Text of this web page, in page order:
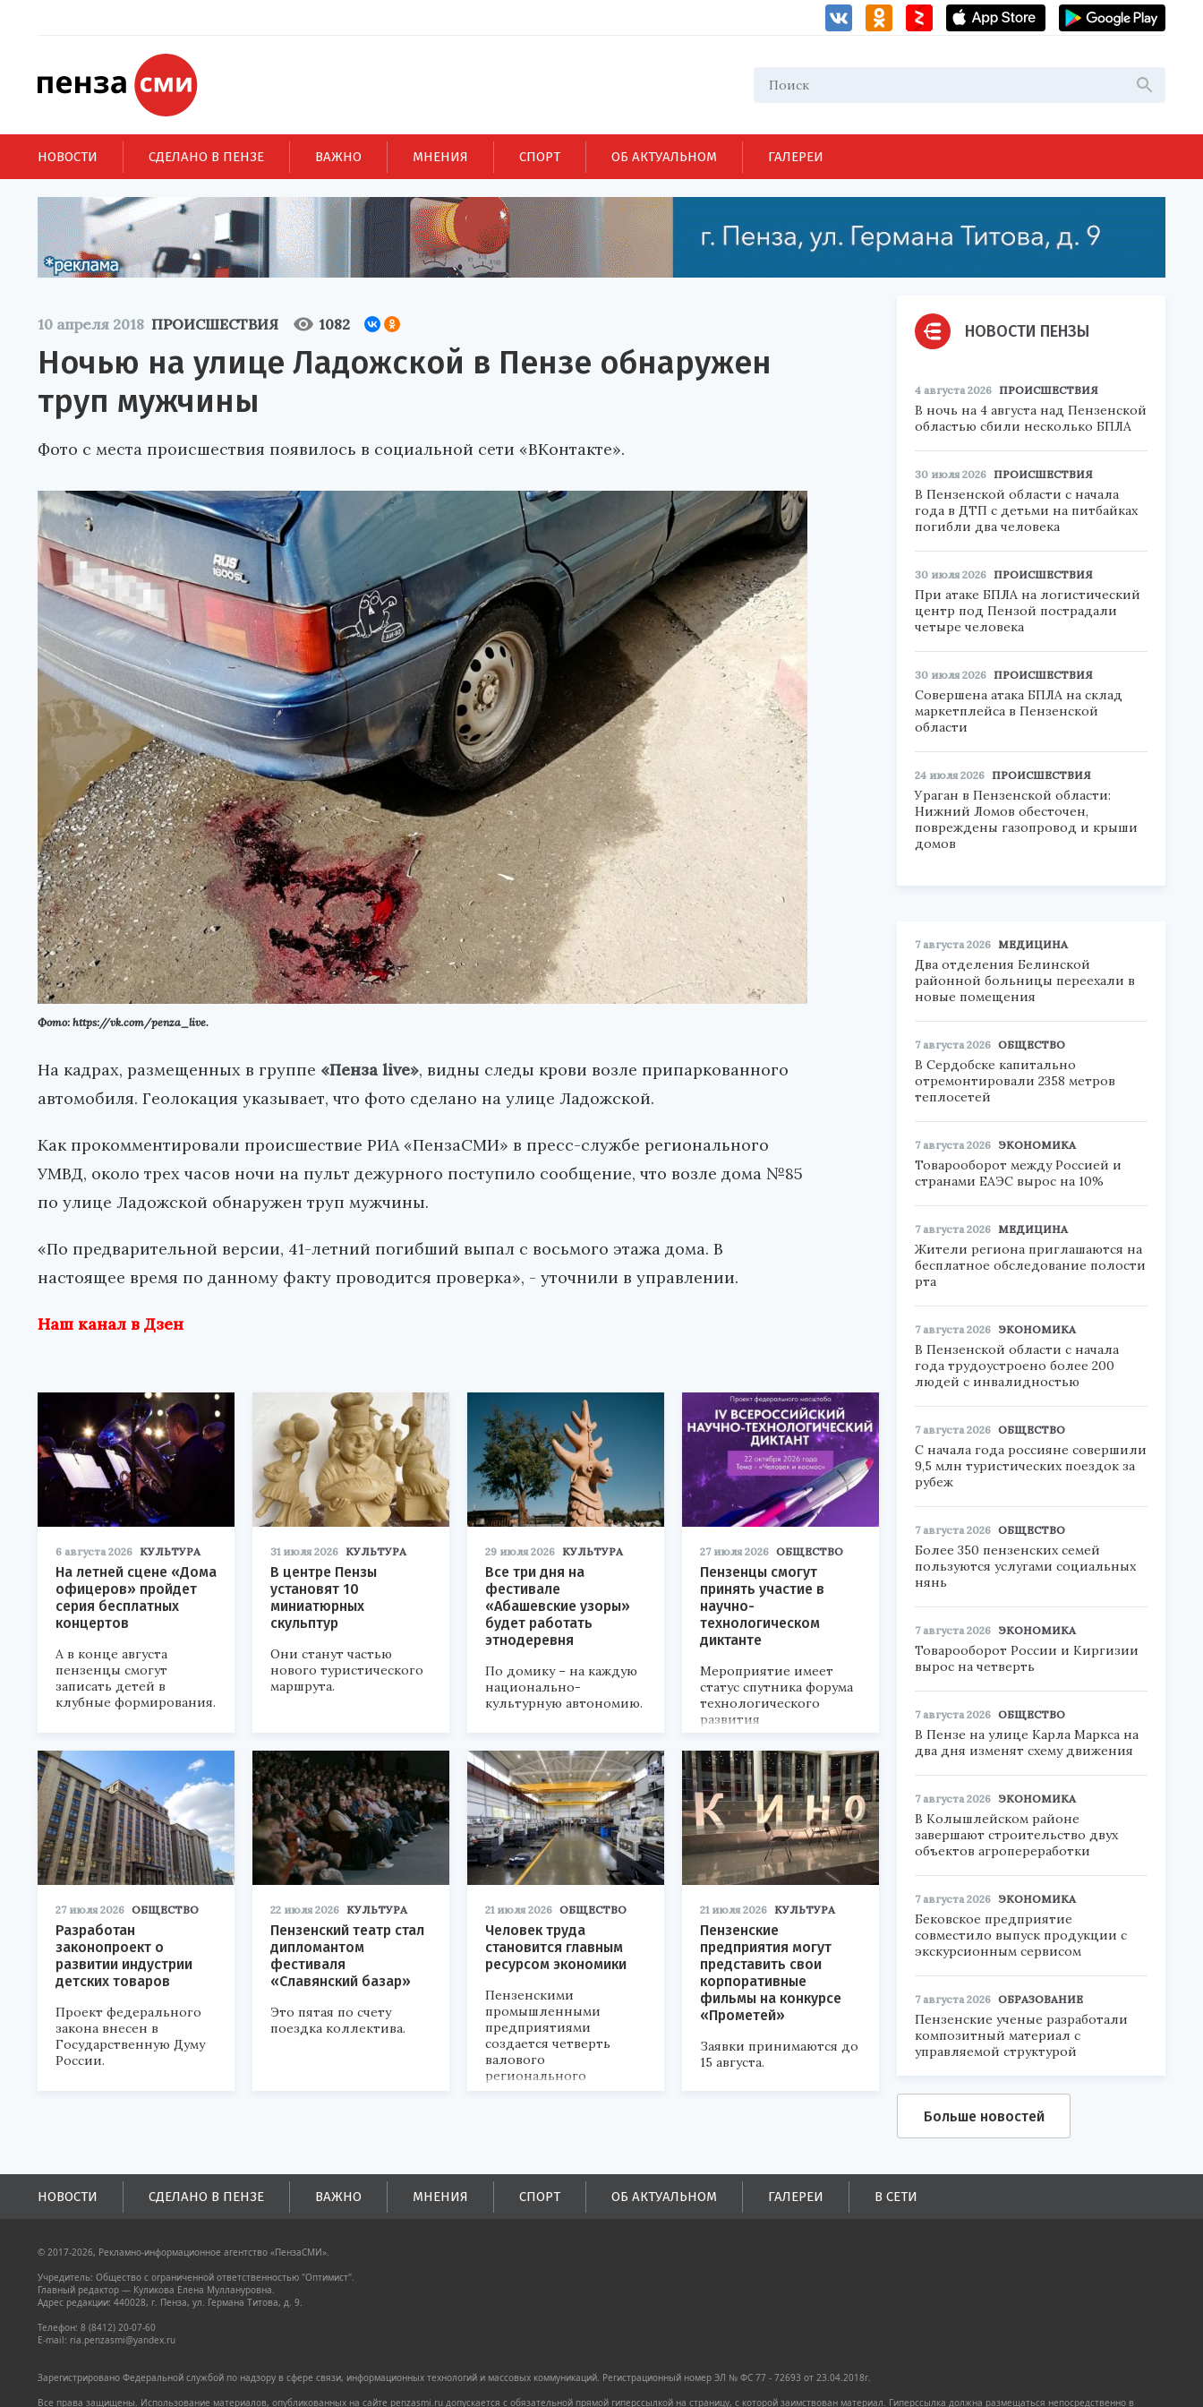
НОВОСТИ СДЕЛАНО В ПЕНЗЕ ВАЖНО МНЕНИЯ СПОРТ ОБ АКТУАЛЬНОМ ГАЛЕРЕИ
10 апреля 2018 ПРОИСШЕСТВИЯ 1082
Ночью на улице Ладожской в Пензе обнаружен
труп мужчины
Фото с места происшествия появилось в социальной сети «ВКонтакте».
Фото: https://vk.com/penza_live.
На кадрах, размещенных в группе «Пенза live», видны следы крови возле припаркованного
автомобиля. Геолокация указывает, что фото сделано на улице Ладожской.
Как прокомментировали происшествие РИА «ПензаСМИ» в пресс-службе регионального
УМВД, около трех часов ночи на пульт дежурного поступило сообщение, что возле дома №85
по улице Ладожской обнаружен труп мужчины.
«По предварительной версии, 41-летний погибший выпал с восьмого этажа дома. В
настоящее время по данному факту проводится проверка», - уточнили в управлении.
Наш канал в Дзен
6 августа 2026 КУЛЬТУРА
На летней сцене «Дома
офицеров» пройдет
серия бесплатных
концертов
А в конце августа
пензенцы смогут
записать детей в
клубные формирования.
31 июля 2026 КУЛЬТУРА
В центре Пензы
установят 10
миниатюрных
скульптур
Они станут частью
нового туристического
маршрута.
29 июля 2026 КУЛЬТУРА
Все три дня на
фестивале
«Абашевские узоры»
будет работать
этнодеревня
По домику – на каждую
национально-
культурную автономию.
27 июля 2026 ОБЩЕСТВО
Пензенцы смогут
принять участие в
научно-
технологическом
диктанте
Мероприятие имеет
статус спутника форума
технологического
развития
«Технопром-2026».
27 июля 2026 ОБЩЕСТВО
Разработан
законопроект о
развитии индустрии
детских товаров
Проект федерального
закона внесен в
Государственную Думу
России.
22 июля 2026 КУЛЬТУРА
Пензенский театр стал
дипломантом
фестиваля
«Славянский базар»
Это пятая по счету
поездка коллектива.
21 июля 2026 ОБЩЕСТВО
Человек труда
становится главным
ресурсом экономики
Пензенскими
промышленными
предприятиями
создается четверть
валового
регионального
продукта и
21 июля 2026 КУЛЬТУРА
Пензенские
предприятия могут
представить свои
корпоративные
фильмы на конкурсе
«Прометей»
Заявки принимаются до
15 августа.
НОВОСТИ ПЕНЗЫ
4 августа 2026 ПРОИСШЕСТВИЯ
В ночь на 4 августа над Пензенской
областью сбили несколько БПЛА
30 июля 2026 ПРОИСШЕСТВИЯ
В Пензенской области с начала
года в ДТП с детьми на питбайках
погибли два человека
30 июля 2026 ПРОИСШЕСТВИЯ
При атаке БПЛА на логистический
центр под Пензой пострадали
четыре человека
30 июля 2026 ПРОИСШЕСТВИЯ
Совершена атака БПЛА на склад
маркетплейса в Пензенской
области
24 июля 2026 ПРОИСШЕСТВИЯ
Ураган в Пензенской области:
Нижний Ломов обесточен,
повреждены газопровод и крыши
домов
7 августа 2026 МЕДИЦИНА
Два отделения Белинской
районной больницы переехали в
новые помещения
7 августа 2026 ОБЩЕСТВО
В Сердобске капитально
отремонтировали 2358 метров
теплосетей
7 августа 2026 ЭКОНОМИКА
Товарооборот между Россией и
странами ЕАЭС вырос на 10%
7 августа 2026 МЕДИЦИНА
Жители региона приглашаются на
бесплатное обследование полости
рта
7 августа 2026 ЭКОНОМИКА
В Пензенской области с начала
года трудоустроено более 200
людей с инвалидностью
7 августа 2026 ОБЩЕСТВО
С начала года россияне совершили
9,5 млн туристических поездок за
рубеж
7 августа 2026 ОБЩЕСТВО
Более 350 пензенских семей
пользуются услугами социальных
нянь
7 августа 2026 ЭКОНОМИКА
Товарооборот России и Киргизии
вырос на четверть
7 августа 2026 ОБЩЕСТВО
В Пензе на улице Карла Маркса на
два дня изменят схему движения
7 августа 2026 ЭКОНОМИКА
В Колышлейском районе
завершают строительство двух
объектов агропереработки
7 августа 2026 ЭКОНОМИКА
Бековское предприятие
совместило выпуск продукции с
экскурсионным сервисом
7 августа 2026 ОБРАЗОВАНИЕ
Пензенские ученые разработали
композитный материал с
управляемой структурой
Больше новостей
НОВОСТИ СДЕЛАНО В ПЕНЗЕ ВАЖНО МНЕНИЯ СПОРТ ОБ АКТУАЛЬНОМ ГАЛЕРЕИ В СЕТИ
© 2017-2026, Рекламно-информационное агентство «ПензаСМИ».
Учредитель: Общество с ограниченной ответственностью "Оптимист".
Главный редактор — Куликова Елена Муллануровна.
Адрес редакции: 440028, г. Пенза, ул. Германа Титова, д. 9.
Телефон: 8 (8412) 20-07-60
E-mail: ria.penzasmi@yandex.ru
Зарегистрировано Федеральной службой по надзору в сфере связи, информационных технологий и массовых коммуникаций. Регистрационный номер ЭЛ № ФС 77 - 72693 от 23.04.2018г.
Все права защищены. Использование материалов, опубликованных на сайте penzasmi.ru допускается с обязательной прямой гиперссылкой на страницу, с которой заимствован материал. Гиперссылка должна размещаться непосредственно в